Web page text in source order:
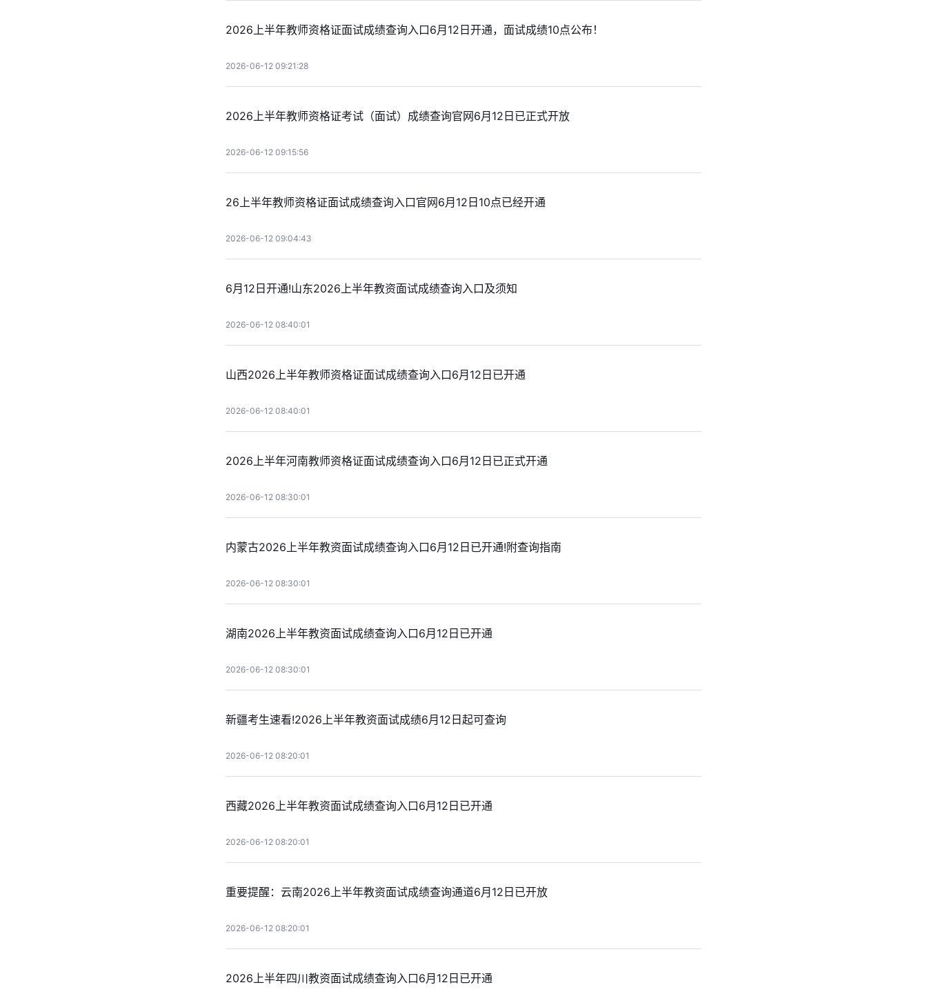
2026上半年教师资格证面试成绩查询入口6月12日开通，面试成绩10点公布！
2026-06-12 09:21:28
2026上半年教师资格证考试（面试）成绩查询官网6月12日已正式开放
2026-06-12 09:15:56
26上半年教师资格证面试成绩查询入口官网6月12日10点已经开通
2026-06-12 09:04:43
6月12日开通!山东2026上半年教资面试成绩查询入口及须知
2026-06-12 08:40:01
山西2026上半年教师资格证面试成绩查询入口6月12日已开通
2026-06-12 08:40:01
2026上半年河南教师资格证面试成绩查询入口6月12日已正式开通
2026-06-12 08:30:01
内蒙古2026上半年教资面试成绩查询入口6月12日已开通!附查询指南
2026-06-12 08:30:01
湖南2026上半年教资面试成绩查询入口6月12日已开通
2026-06-12 08:30:01
新疆考生速看!2026上半年教资面试成绩6月12日起可查询
2026-06-12 08:20:01
西藏2026上半年教资面试成绩查询入口6月12日已开通
2026-06-12 08:20:01
重要提醒：云南2026上半年教资面试成绩查询通道6月12日已开放
2026-06-12 08:20:01
2026上半年四川教资面试成绩查询入口6月12日已开通